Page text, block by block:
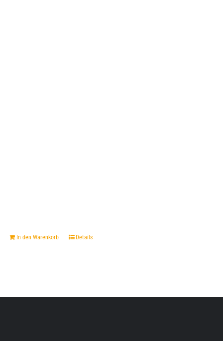
In den Warenkorb Details